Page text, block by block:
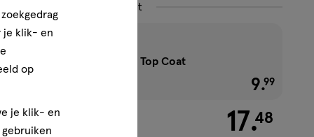
Combineer met
Sally Hansen Insta-Dri Top Coat
9.99
17.48
je klik- en
op
je klik- en